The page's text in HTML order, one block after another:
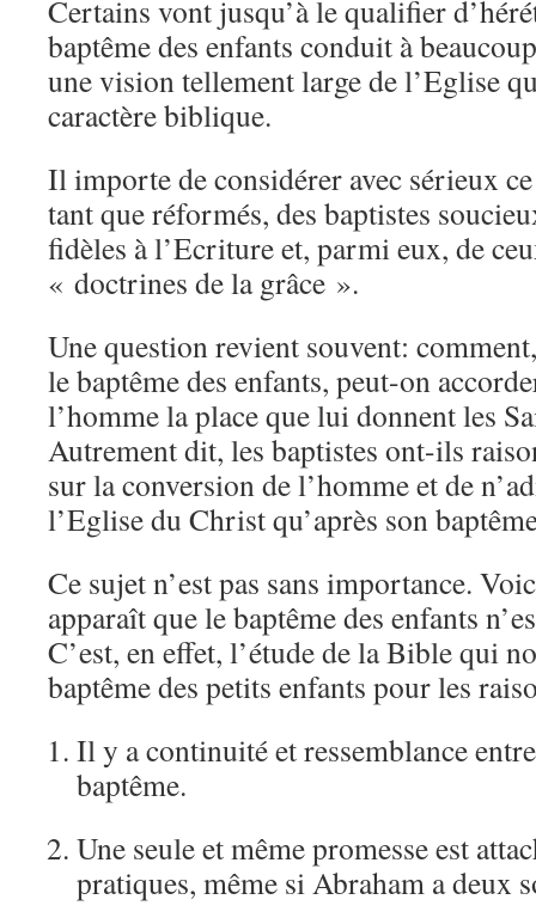
Certains vont jusqu’à le qualifier
baptême des enfants conduit à
une vision tellement large de l’Eglise
caractère biblique.
Il importe de considérer avec sérieux
tant que réformés, des baptistes
fidèles à l’Ecriture et, parmi eux, de
« doctrines de la grâce ».
Une question revient souvent:
le baptême des enfants, peut-on
l’homme la place que lui donnent les
Autrement dit, les baptistes ont-ils
sur la conversion de l’homme et de
l’Eglise du Christ qu’après son
Ce sujet n’est pas sans importance.
apparaît que le baptême des enfants
C’est, en effet, l’étude de la Bible qui
baptême des petits enfants pour les
Il y a continuité et ressemblance
baptême.
Une seule et même promesse est
pratiques, même si Abraham a deux